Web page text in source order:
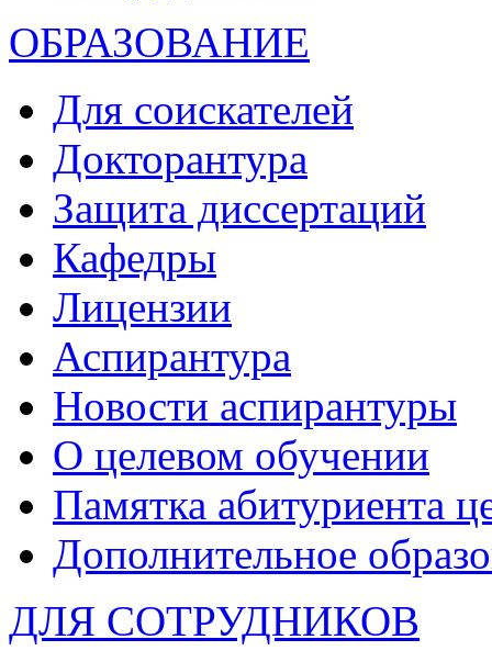
ОБРАЗОВАНИЕ
Для соискателей
Докторантура
Защита диссертаций
Кафедры
Лицензии
Аспирантура
Новости аспирантуры
О целевом обучении
Памятка абитуриента
Дополнительное
ДЛЯ СОТРУДНИКОВ